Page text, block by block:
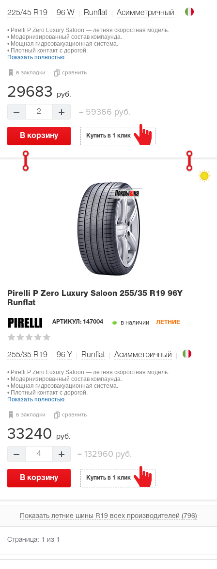
225/45 R19 96 W Runflat Асимметричный
• Pirelli P Zero Luxury Saloon — летняя скоростная модель.
• Модернизированный состав компаунда.
• Мощная гидроэвакуационная система.
• Плотный контакт с дорогой.
Показать полностью
в закладки сравнить
29683 руб.
2 =59366 руб.
В корзину Купить в 1 клик
Pirelli P Zero Luxury Saloon 255/35 R19 96Y
Runflat
АРТИКУЛ: 147004 в наличии ЛЕТНИЕ
255/35 R19 96 Y Runflat Асимметричный
• Pirelli P Zero Luxury Saloon — летняя скоростная модель.
• Модернизированный состав компаунда.
• Мощная гидроэвакуационная система.
• Плотный контакт с дорогой.
Показать полностью
в закладки сравнить
33240 руб.
4 =132960 руб.
В корзину Купить в 1 клик
Показать летние шины R19 всех производителей (796)
Страница: 1 из 1